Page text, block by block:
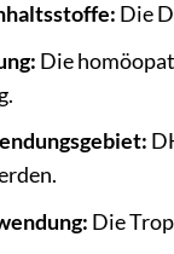
Die
Die
Die